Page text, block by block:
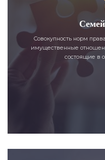
Совокупность норм
имущественные
состоящие в